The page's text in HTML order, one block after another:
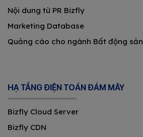
Nội dung từ PR Bizfly
Marketing Database
Quảng cáo cho ngành Bất động sản
HẠ TẦNG ĐIỆN TOÁN ĐÁM MÂY
Bizfly Cloud Server
Bizfly CDN